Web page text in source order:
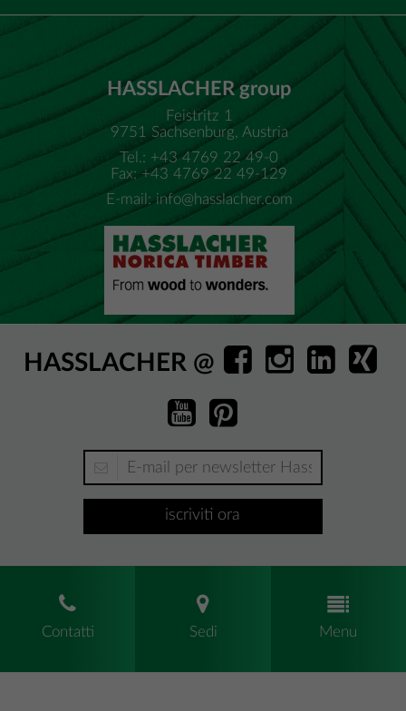
HASSLACHER group
Feistritz 1
9751 Sachsenburg, Austria
Tel.: +43 4769 22 49-0
Fax: +43 4769 22 49-129
E-mail: info@hasslacher.com
HASSLACHER @
iscriviti ora
Contatti Sedi Menu